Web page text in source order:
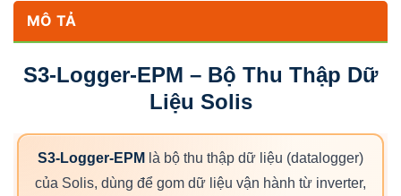
MÔ TẢ
S3-Logger-EPM – Bộ Thu Thập Dữ
Liệu Solis
S3-Logger-EPM là bộ thu thập dữ liệu (datalogger)
của Solis, dùng để gom dữ liệu vận hành từ inverter,